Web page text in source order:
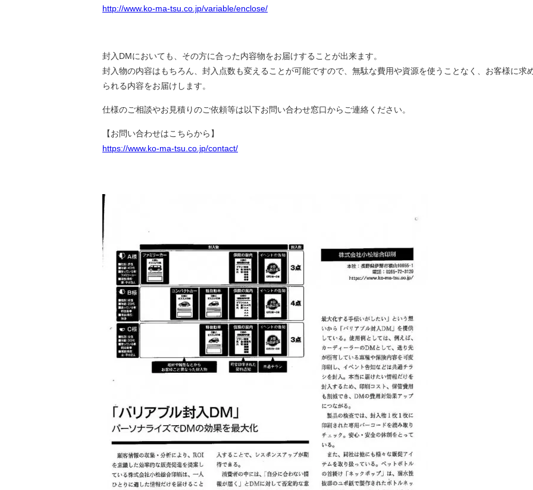
http://www.ko-ma-tsu.co.jp/variable/enclose/
封入DMにおいても、その方に合った内容物をお届けすることが出来ます。
封入物の内容はもちろん、封入点数も変えることが可能ですので、無駄な費用や資源を使うことなく、お客様に求
られる内容をお届けします。
仕様のご相談やお見積りのご依頼等は以下お問い合わせ窓口からご連絡ください。
【お問い合わせはこちらから】
https://www.ko-ma-tsu.co.jp/contact/